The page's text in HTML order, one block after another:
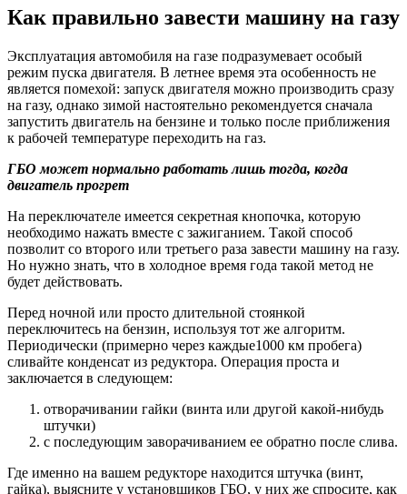
Как правильно завести машину на газу
Эксплуатация автомобиля на газе подразумевает особый
режим пуска двигателя. В летнее время эта особенность не
является помехой: запуск двигателя можно производить сразу
на газу, однако зимой настоятельно рекомендуется сначала
запустить двигатель на бензине и только после приближения
к рабочей температуре переходить на газ.
ГБО может нормально работать лишь тогда, когда
двигатель прогрет
На переключателе имеется секретная кнопочка, которую
необходимо нажать вместе с зажиганием. Такой способ
позволит со второго или третьего раза завести машину на газу.
Но нужно знать, что в холодное время года такой метод не
будет действовать.
Перед ночной или просто длительной стоянкой
переключитесь на бензин, используя тот же алгоритм.
Периодически (примерно через каждые1000 км пробега)
сливайте конденсат из редуктора. Операция проста и
заключается в следующем:
отворачивании гайки (винта или другой какой-нибудь
штучки)
с последующим заворачиванием ее обратно после слива.
Где именно на вашем редукторе находится штучка (винт,
гайка), выясните у установщиков ГБО, у них же спросите, как